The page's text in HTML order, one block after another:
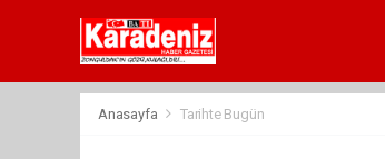
Anasayfa Tarihte Bugün